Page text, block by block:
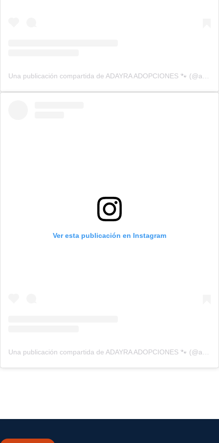
Ver esta publicación en Instagram